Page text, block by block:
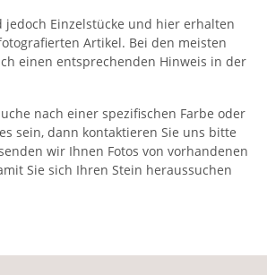
jedoch Einzelstücke und hier erhalten
Artikel. Bei den meisten
einen entsprechenden Hinweis in der
nach einer spezifischen Farbe oder
sein, dann kontaktieren Sie uns bitte
wir Ihnen Fotos von vorhandenen
Sie sich Ihren Stein heraussuchen